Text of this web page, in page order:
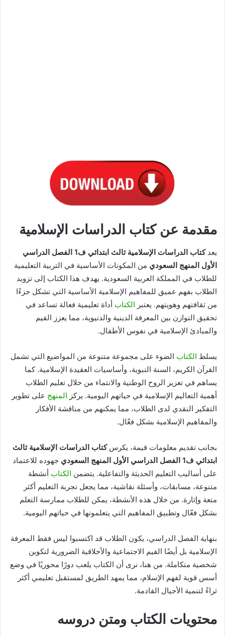
مقدمة عن كتاب الدراسات الإسلامية
يعد
كتاب الدراسات الإسلامية ثالث ابتدائي ف1 الفصل الدراسي
الأول المنهج السعودي من المكونات الأساسية في التربية التعليمية
للطلاب في المملكة العربية السعودية. يهدف هذا الكتاب إلى تزويد
الطلاب بفهم عميق للمفاهيم الإسلامية الأساسية التي تشكل جزءًا
من ثقافتهم وهويتهم. يعتبر الكتاب أداة تعليمية فعالة تساعد في
تحقيق التوازن بين المعرفة الدينية والدنيوية، مما يعزز القيم
والمبادئ الإسلامية في نفوس الأطفال.
يسلط الكتاب الضوء على مجموعة متنوعة من المواضيع التي تشمل
القرآن الكريم، السنة النبوية، وأساسيات العقيدة الإسلامية. كما
يساهم في تعزيز الروح الوطنية والانتماء من خلال تعليم الطلاب
أهمية التعاليم الإسلامية في حياتهم اليومية. يركز المنهج على تطوير
التفكير النقدي لدى الطلاب، مما يمكنهم من مناقشة الأفكار
والمفاهيم الإسلامية بشكل فعّال.
بجانب تقديم معلومات قيمة، يكرسكتاب الدراسات الإسلامية ثالث
ابتدائي ف1 الفصل الدراسي الأول المنهج السعودي
جهوده للاعتماد
على أساليب التعليم الحديثة والتفاعلية. يتضمن الكتاب أنشطة
متنوعة، مسابقات، وأسئلة نقاشية، مما يجعل تجربة التعليم أكثر
متعة وإثارة. من خلال هذه الأنشطة، يمكن للطلاب ممارسة التعلم
بشكل فعّال وتطبيق المفاهيم التي يتعلمونها في حياتهم اليومية.
بنهاية الفصل الدراسي، يكون الطلاب قد اكتسبوا ليس فقط المعرفة
الإسلامية بل أيضًا القيم الاجتماعية والأخلاقية الضرورية لتكوين
شخصية متكاملة. من هنا، نرى أن الكتاب يلعب دورًا محوريًا في وضع
أسس قوية لفهم الإسلام، مما يمهد الطريق لمستقبل تعليمي أكثر
ثراءً لتنمية الأجيال القادمة.
محتويات الكتاب ومتن دروسه